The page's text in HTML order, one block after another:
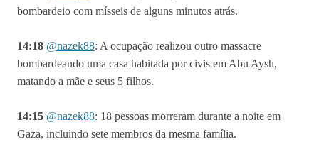
bombardeio com mísseis de alguns minutos atrás.
14:18 @nazek88: A ocupação realizou outro massacre
bombardeando uma casa habitada por civis em Abu Aysh,
matando a mãe e seus 5 filhos.
14:15 @nazek88: 18 pessoas morreram durante a noite em
Gaza, incluindo sete membros da mesma família.